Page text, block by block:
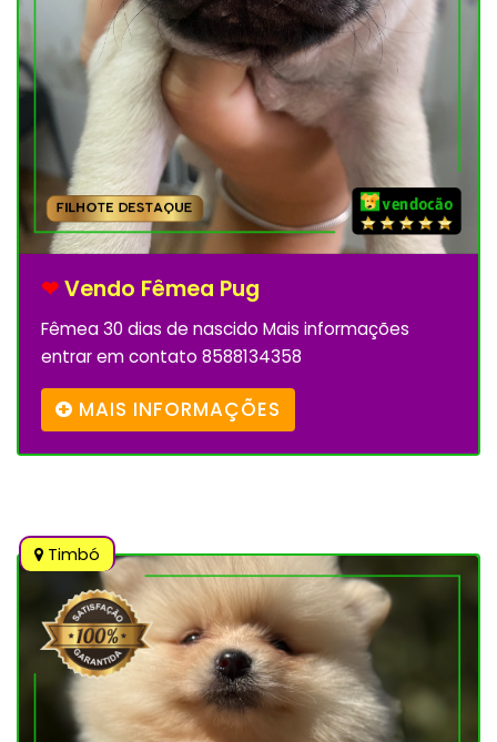
❤Vendo Fêmea Pug
Fêmea 30 dias de nascido Mais informações
entrar em contato 8588134358
MAIS INFORMAÇÕES
Timbó